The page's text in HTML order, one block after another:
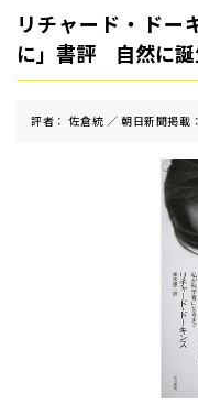
リチャード・ドー
に」書評 自然に誕
評者： 佐倉統 ／ 朝⽇新聞掲